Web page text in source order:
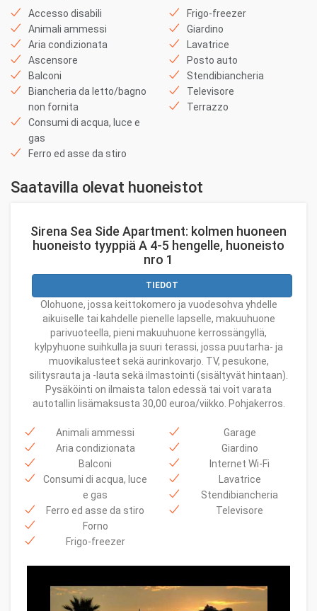
Accesso disabili
Animali ammessi
Aria condizionata
Ascensore
Balconi
Biancheria da letto/bagno
non fornita
Consumi di acqua, luce e
gas
Ferro ed asse da stiro
Frigo-freezer
Giardino
Lavatrice
Posto auto
Stendibiancheria
Televisore
Terrazzo
Saatavilla olevat huoneistot
Sirena Sea Side Apartment: kolmen huoneen
huoneisto tyyppiä A 4-5 hengelle, huoneisto
nro 1
TIEDOT
Olohuone, jossa keittokomero ja vuodesohva yhdelle
aikuiselle tai kahdelle pienelle lapselle, makuuhuone
parivuoteella, pieni makuuhuone kerrossängyllä,
kylpyhuone suihkulla ja suuri terassi, jossa puutarha- ja
muovikalusteet sekä aurinkovarjo. TV, pesukone,
silitysrauta ja -lauta sekä ilmastointi (sisältyvät hintaan).
Pysäköinti on ilmaista talon edessä tai voit varata
autotallin lisämaksusta 30,00 euroa/viikko. Pohjakerros.
Animali ammessi
Aria condizionata
Balconi
Consumi di acqua, luce
e gas
Ferro ed asse da stiro
Forno
Frigo-freezer
Garage
Giardino
Internet Wi-Fi
Lavatrice
Stendibiancheria
Televisore